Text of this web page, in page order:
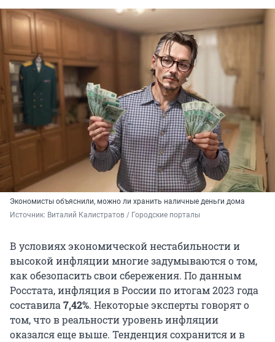
Экономисты объяснили, можно ли хранить наличные деньги дома
Источник: Виталий Калистратов / Городские порталы
В условиях экономической нестабильности и
высокой инфляции многие задумываются о том,
как обезопасить свои сбережения. По данным
Росстата, инфляция в России по итогам 2023 года
составила7,42%. Некоторые эксперты говорят о
том, что в реальности уровень инфляции
оказался еще выше. Тенденция сохранится и в